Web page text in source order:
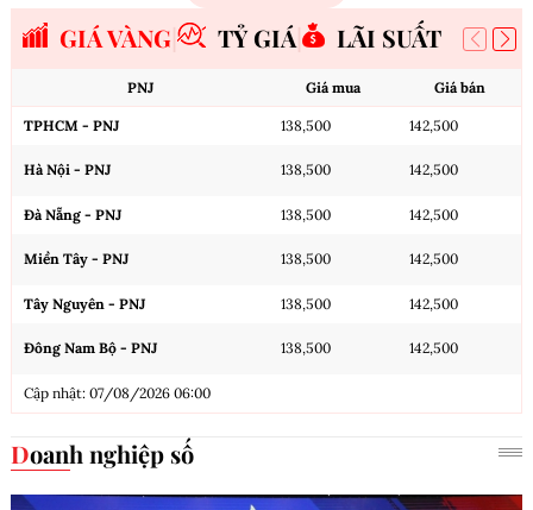
GIÁ VÀNG TỶ GIÁ LÃI SUẤT
PNJ Giá mua Giá bán
TPHCM - PNJ 138,500 142,500
Hà Nội - PNJ 138,500 142,500
Đà Nẵng - PNJ 138,500 142,500
Miền Tây - PNJ 138,500 142,500
Tây Nguyên - PNJ 138,500 142,500
Đông Nam Bộ - PNJ 138,500 142,500
Cập nhật: 07/08/2026 06:00
Doanh nghiệp số